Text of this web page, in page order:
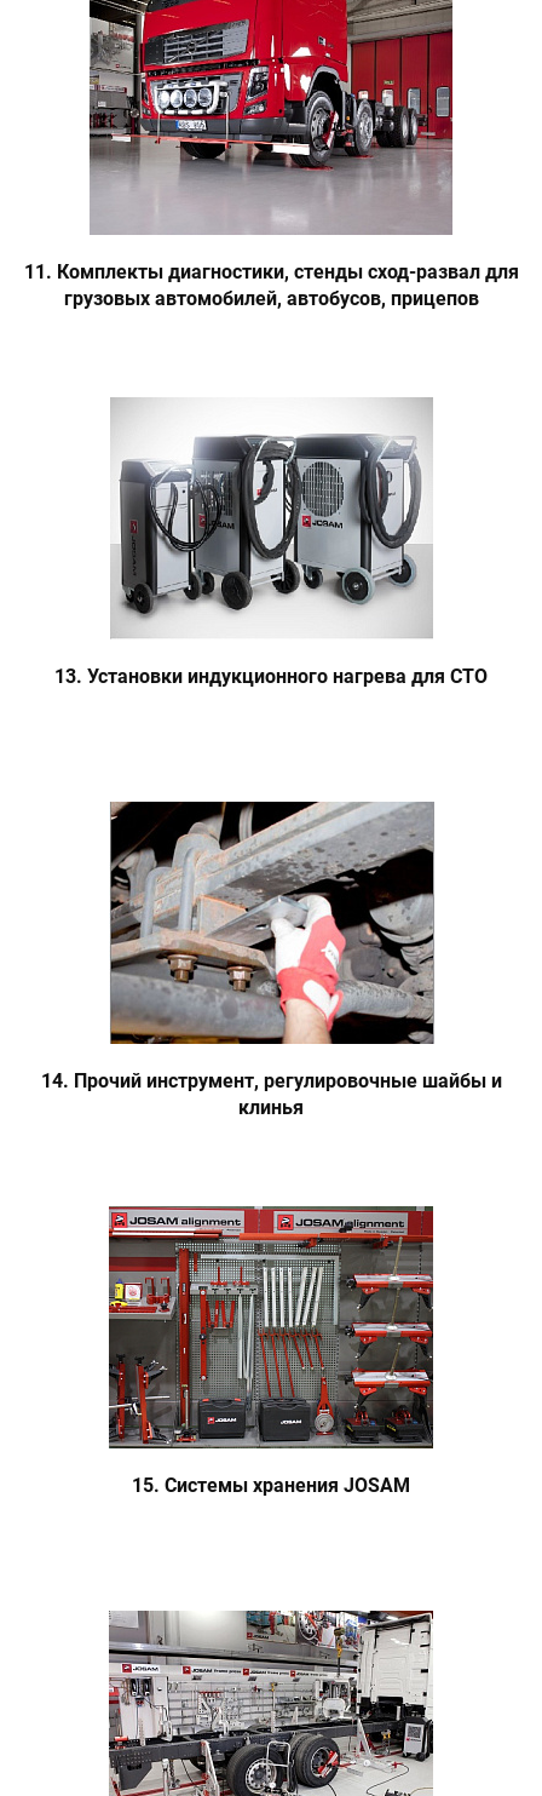
11. Комплекты диагностики, стенды сход-развал для
грузовых автомобилей, автобусов, прицепов
13. Установки индукционного нагрева для СТО
14. Прочий инструмент, регулировочные шайбы и
клинья
15. Системы хранения JOSAM